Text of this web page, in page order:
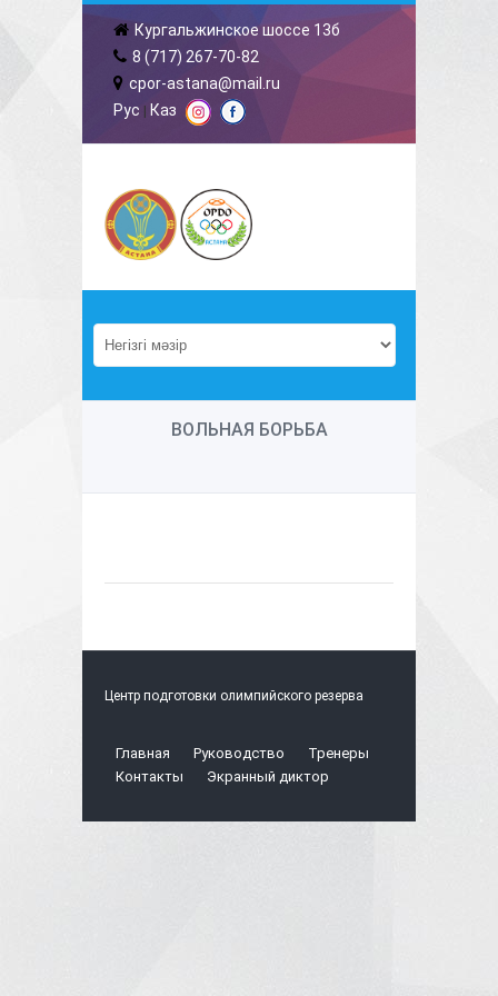
Кургальжинское шоссе 13б
8 (717) 267-70-82
cpor-astana@mail.ru
Рус | Каз
ВОЛЬНАЯ БОРЬБА
Центр подготовки олимпийского резерва
Главная Руководство
Тренеры
Контакты
Экранный диктор